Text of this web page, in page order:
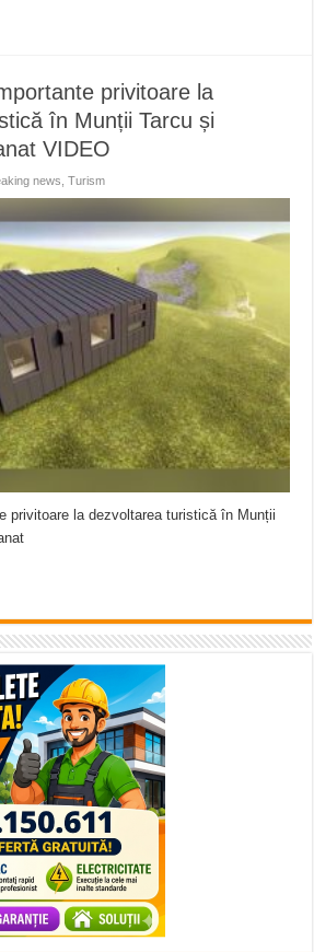
privitoare la
în Munții Tarcu și
VIDEO
news ,Turism
privitoare la dezvoltarea turistică în Munții